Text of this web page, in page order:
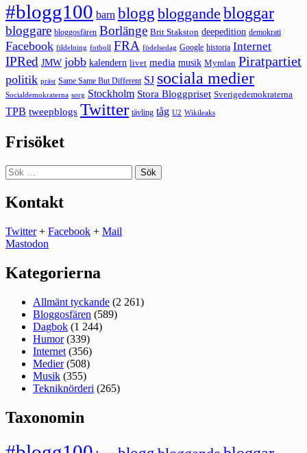
#blogg100 barn blogg bloggande bloggar
bloggare bloggosfären Borlänge Brit Stakston deepedition demokrati
Facebook fildelning fotboll FRA födelsedag Google historia Internet
IPRed JMW jobb kalendern livet media musik Mymlan Piratpartiet
politik präst Same Same But Different SJ sociala medier
Socialdemokraterna sorg Stockholm Stora Bloggpriset Sverigedemokraterna
TPB tweepblogs Twitter tävling tåg U2 Wikileaks
Frisöket
Sök
efter:
Kontakt
Twitter+ Facebook + Mail
Mastodon
Kategorierna
Allmänt tyckande (2 261)
Bloggosfären (589)
Dagbok (1 244)
Humor(339)
Internet (356)
Medier(508)
Musik (355)
Tekniknörderi (265)
Taxonomin